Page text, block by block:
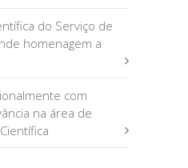
do Serviço de
homenagem a
com
na área de